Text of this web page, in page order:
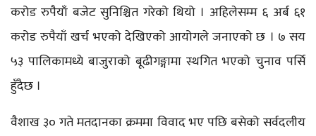
करोड रुपैयाँ बजेट सुनिश्चित गरेको थियो । अहिलेसम्म ६ अर्ब ६१
करोड रुपैयाँ खर्च भएको देखिएको आयोगले जनाएको छ । ७ सय
५३ पालिकामध्ये बाजुराको बूढीगङ्गामा स्थगित भएको चुनाव पर्सि
हुँदैछ ।
वैशाख ३० गते मतदानका क्रममा विवाद भए पछि बसेको सर्वदलीय